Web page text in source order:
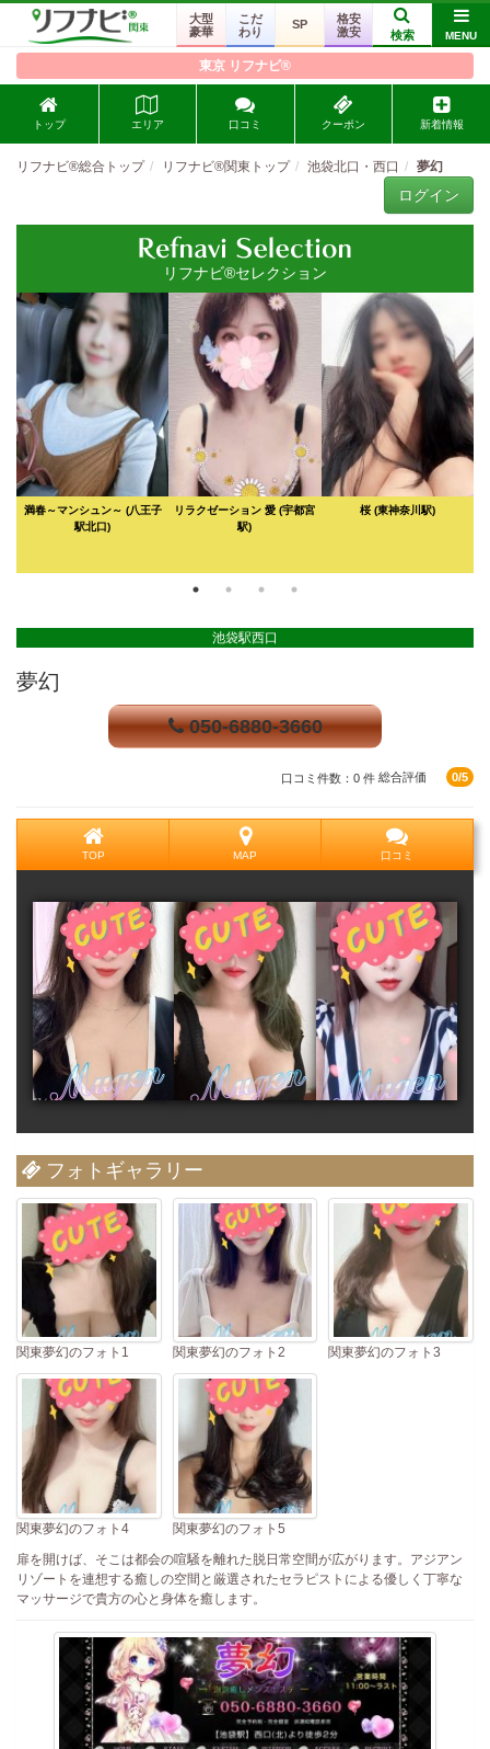
大型
豪華
こだ
わり
SP
格安
激安
検索 MENU
東京 リフナビ®
トップ エリア 口コミ クーポン 新着情報
リフナビ®総合トップ リフナビ®関東トップ 池袋北口・西口 夢幻
ログイン
リフナビ®セレクション
満春～マンシュン～ (八王子
駅北口)
リラクゼーション 愛(宇都宮
駅)
桜 (東神奈川駅)
池袋駅西口
夢幻
050-6880-3660
口コミ件数：0 件 総合評価 0/5
TOP MAP 口コミ
フォトギャラリー
関東夢幻のフォト1 関東夢幻のフォト2 関東夢幻のフォト3
関東夢幻のフォト4
関東夢幻のフォト5
扉を開けば、そこは都会の喧騒を離れた脱日常空間が広がります。アジアン
リゾートを連想する癒しの空間と厳選されたセラピストによる優しく丁寧な
マッサージで貴方の心と身体を癒します。